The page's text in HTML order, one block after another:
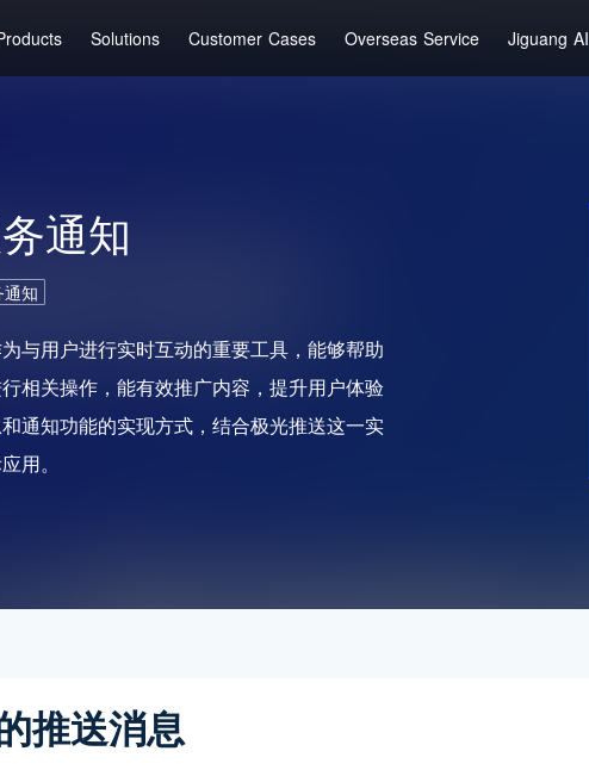
Solutions Customer Cases Overseas Service Jiguang AI
通知
知
与用户进行实时互动的重要工具，能够帮助
相关操作，能有效推广内容，提升用户体验
通知功能的实现方式，结合极光推送这一实
用。
推送消息